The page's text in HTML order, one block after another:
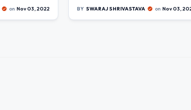
on Nov 03, 2022 BY SWARAJ SHRIVASTAVA on Nov 03,